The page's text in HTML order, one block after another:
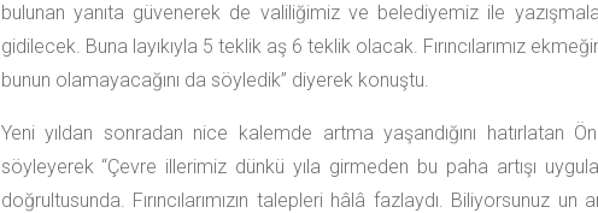
bulunan yanıta güvenerek de valiliğimiz ve belediyemiz ile
gidilecek. Buna layıkıyla 5 teklik aş 6 teklik olacak. Fırıncılarımız
bunun olamayacağını da söyledik” diyerek konuştu.
Yeni yıldan sonradan nice kalemde artma yaşandığını hatırlatan
söyleyerek “Çevre illerimiz dünkü yıla girmeden bu paha artışı
doğrultusunda. Fırıncılarımızın talepleri hâlâ fazlaydı. Biliyorsunuz